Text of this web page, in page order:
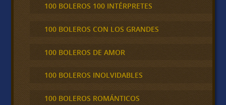
100 BOLEROS 100 INTÉRPRETES
100 BOLEROS CON LOS GRANDES
100 BOLEROS DE AMOR
100 BOLEROS INOLVIDABLES
100 BOLEROS ROMÁNTICOS